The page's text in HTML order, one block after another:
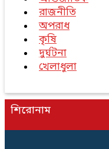
রাজনীতি
অপরাধ
কৃষি
দুর্ঘটনা
খেলাধুলা
শিরোনাম